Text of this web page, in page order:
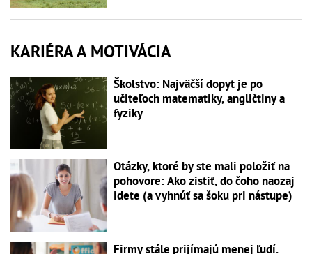
KARIÉRA A MOTIVÁCIA
Školstvo: Najväčší dopyt je po
učiteľoch matematiky, angličtiny a
fyziky
Otázky, ktoré by ste mali položiť na
pohovore: Ako zistiť, do čoho naozaj
idete (a vyhnúť sa šoku pri nástupe)
Firmy stále prijímajú menej ľudí.